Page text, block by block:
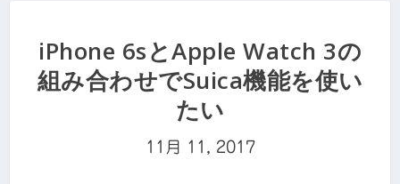
iPhone 6sとApple Watch 3の
組み合わせでSuica機能を使い
たい
11月 11, 2017